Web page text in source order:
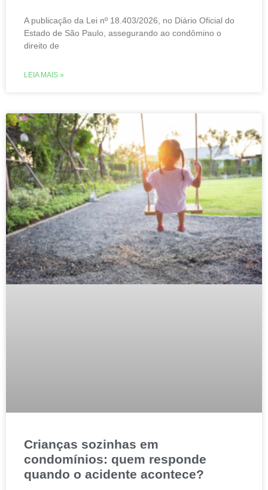
A publicação da Lei nº 18.403/2026, no Diário Oficial do
Estado de São Paulo, assegurando ao condômino o
direito de
LEIA MAIS »
Crianças sozinhas em
condomínios: quem responde
quando o acidente acontece?